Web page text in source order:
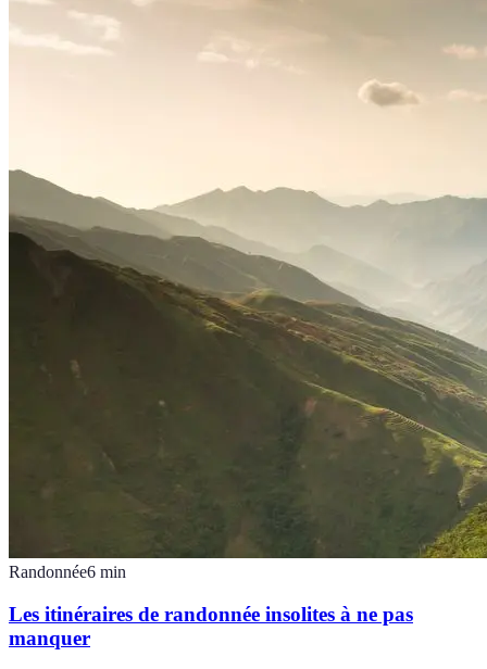
Randonnée6 min
Les itinéraires de randonnée insolites à ne pas
manquer